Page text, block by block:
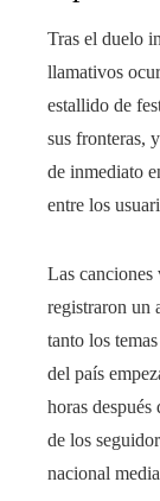
Tras el duelo
llamativos
estallido de
sus fronteras,
de inmediato
entre los
Las canciones
registraron un
tanto los
del país
horas
de los
nacional